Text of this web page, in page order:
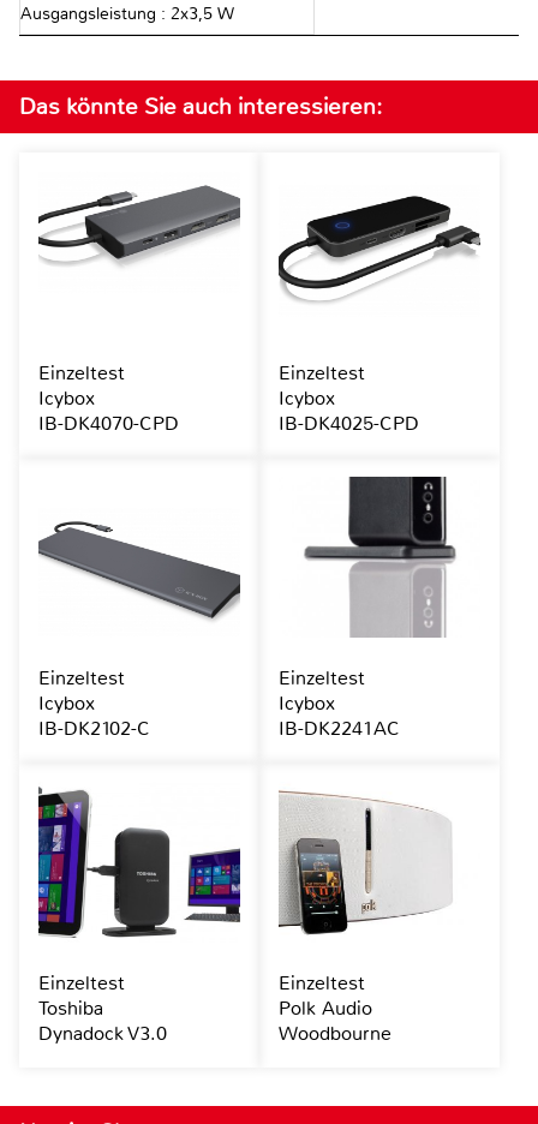
Ausgangsleistung : 2x3,5 W
Das könnte Sie auch interessieren:
Einzeltest
Icybox
IB-DK4070-CPD
Einzeltest
Icybox
IB-DK4025-CPD
Einzeltest
Icybox
IB-DK2102-C
Einzeltest
Icybox
IB-DK2241AC
Einzeltest
Toshiba
Dynadock V3.0
Einzeltest
Polk Audio
Woodbourne